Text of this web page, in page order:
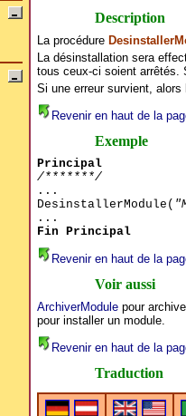
Description
La procédure
La désinstallation sera
tous ceux-ci soient arrêtés.
Si une erreur survient,
Revenir en haut de la
Exemple
Principal
/*******/
...
DesinstallerModule(
...
Fin Principal
Revenir en haut de la
Voir aussi
ArchiverModulepour
pour installer un module.
Revenir en haut de la
Traduction